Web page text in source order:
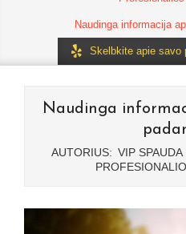
Naudinga informacija
Skelbkite apie savo
Naudinga
AUTORIUS: VIP SPAUDA